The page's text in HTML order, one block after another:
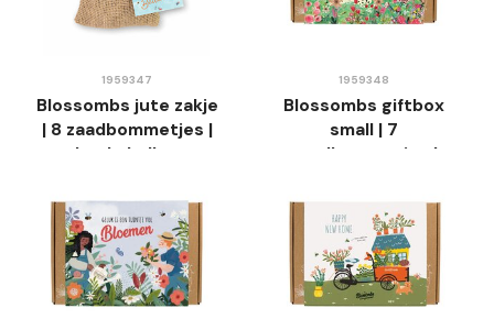
1959347
Blossombs jute zakje
| 8 zaadbommetjes |
Luchtballon
1959348
Blossombs giftbox
small | 7
zaadbommetjes |